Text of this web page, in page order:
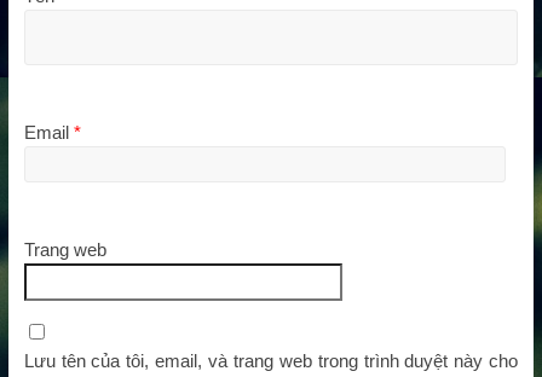
Email *
Trang web
Lưu tên của tôi, email, và trang web trong trình duyệt này cho